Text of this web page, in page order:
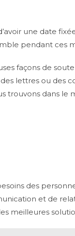
une date
pendant ces
façons de
lettres ou des
trouvons dans le
des
et de
meilleures